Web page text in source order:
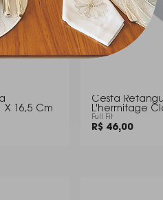
X 16,5 Cm
Cesta
L'hermitage
Full Fit
R$ 46,00